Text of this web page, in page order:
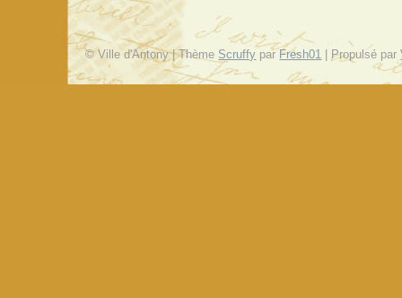
© Ville d'Antony | Thème Scruffy par Fresh01 | Propulsé par